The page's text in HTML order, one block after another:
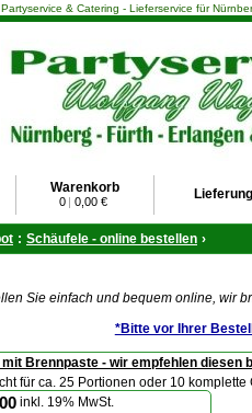
& Catering - Lieferservice für
Warenkorb
0 | 0,00 €
: Schäufele - online bestellen ›
Sie einfach und bequem online, wir
*Bitte vor Ihrer
Brennpaste - wir empfehlen diesen
für ca. 25 Portionen oder 10 komplette
inkl. 19% MwSt.